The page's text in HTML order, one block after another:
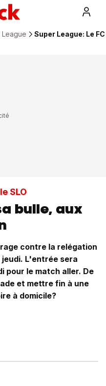
League Super League: Le
SLO
bulle, aux
contre la relégation
jeudi. L'entrée sera
pour le match aller. De
et mettre fin à une
à domicile?